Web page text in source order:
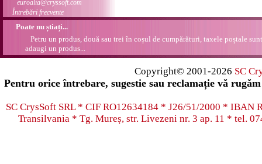
euroalia@cryssoft.com
Întrebări frecvente
Poate nu știați...
Petru un produs, două sau trei în coșul de cumpărături, taxele poștale
adaugi un produs...
Copyright© 2001-2026 SC
Pentru orice întrebare, sugestie sau reclamație vă
SC CrysSoft SRL * CIF RO12634184 * J26/51/2000 * IBAN
Transilvania * Tg. Mureș, str. Livezeni nr. 3 ap. 11 * tel.